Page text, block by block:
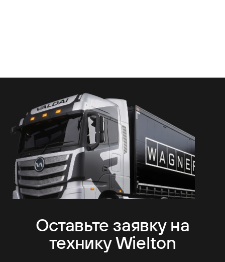
Оставьте заявку на
технику Wielton